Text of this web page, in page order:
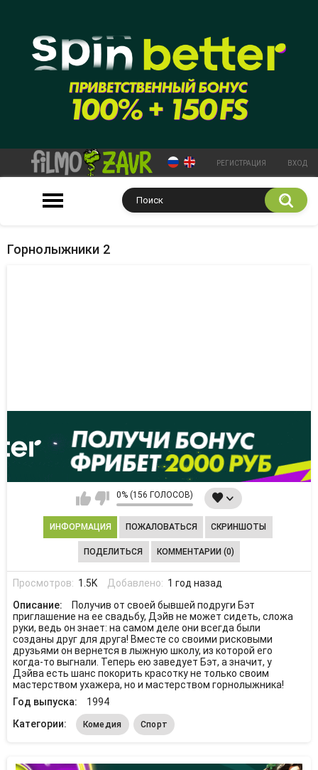
РЕГИСТРАЦИЯ ВХОД
Горнолыжники 2
0% (156 ГОЛОСОВ)
ИНФОРМАЦИЯ ПОЖАЛОВАТЬСЯ СКРИНШОТЫ
ПОДЕЛИТЬСЯ КОММЕНТАРИИ (0)
Просмотров: 1.5K Добавлено: 1 год назад
Описание:
Получив от своей бывшей подруги Бэт
приглашение на ее свадьбу, Дэйв не может сидеть, сложа
руки, ведь он знает: на самом деле они всегда были
созданы друг для друга! Вместе со своими рисковыми
друзьями он вернется в лыжную школу, из которой его
когда-то выгнали. Теперь ею заведует Бэт, а значит, у
Дэйва есть шанс покорить красотку не только своим
мастерством ухажера, но и мастерством горнолыжника!
Год выпуска:
1994
Категории:
Комедия Спорт